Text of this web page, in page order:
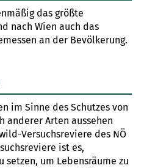
das größte
nach Wien auch das
an der Bevölkerung.
im Sinne des Schutzes von
anderer Arten aussehen
Versuchsreviere des NÖ
ist es,
setzen, um Lebensräume zu